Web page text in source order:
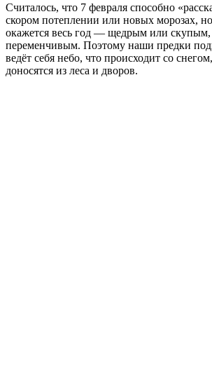
Считалось, что 7 февраля способно
скором потеплении или новых морозах,
окажется весь год — щедрым или
переменчивым. Поэтому наши предки
ведёт себя небо, что происходит со
доносятся из леса и дворов.